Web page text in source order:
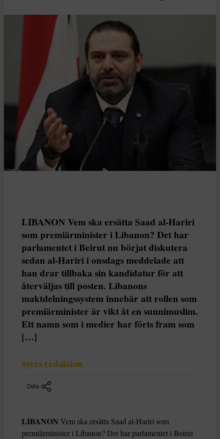
LIBANON Vem ska ersätta Saad al-Hariri
som premiärminister i Libanon? Det har
parlamentet i Beirut nu börjat diskutera
sedan al-Hariri i onsdags meddelade att
han drar tillbaka sin kandidatur för att
återväljas till posten. Libanons
maktdelningssystem innebär att rollen som
premiärminister är vikt åt en sunnimuslim.
Ett namn som i medier har förts fram som
[…]
Syres redaktion
Dela
LIBANON Vem ska ersätta Saad al-Hariri som
premiärminister i Libanon? Det har parlamentet i Beirut